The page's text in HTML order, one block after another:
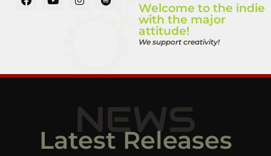
Welcome to the indie
with the major
attitude!
We support creativity!
NEWS
Latest Releases